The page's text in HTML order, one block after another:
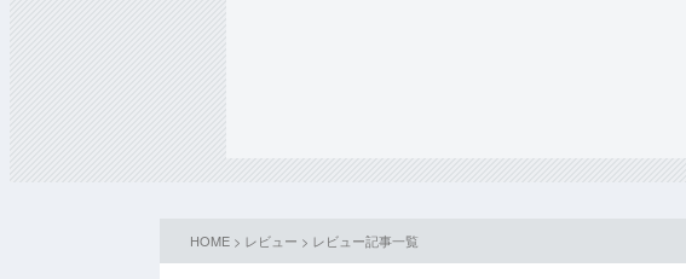
HOME > レビュー > レビュー記事一覧